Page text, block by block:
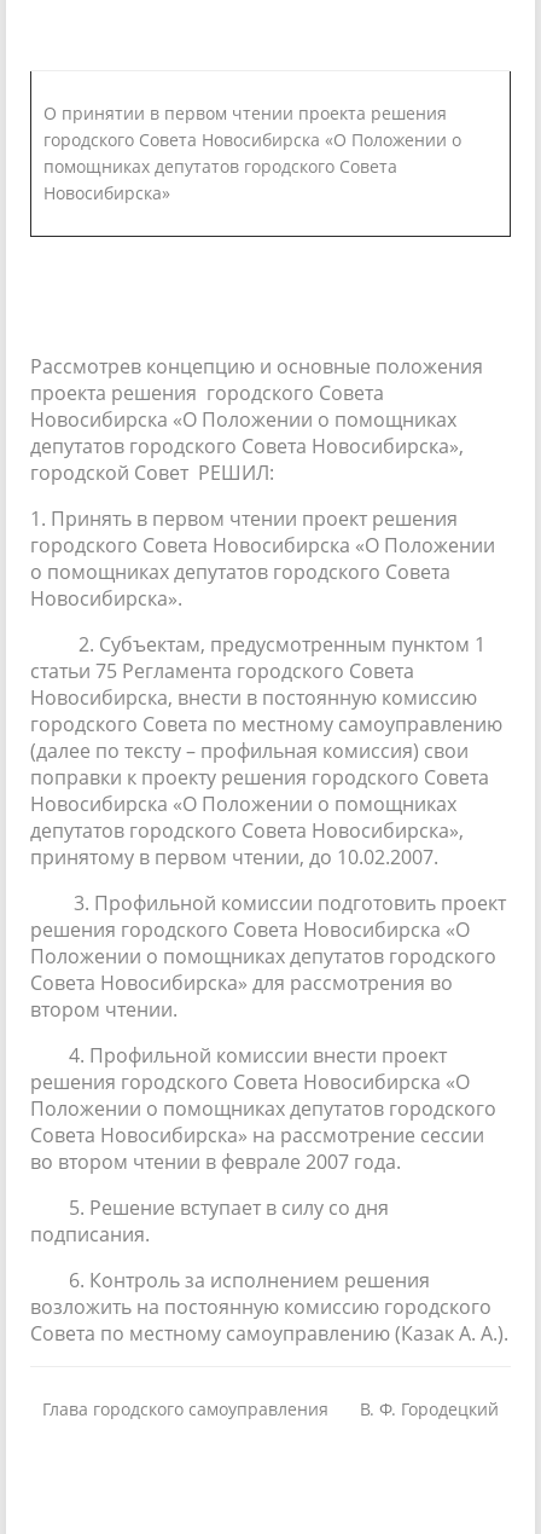
О принятии в первом чтении проекта решения
городского Совета Новосибирска «О Положении о
помощниках депутатов городского Совета
Новосибирска»
Рассмотрев концепцию и основные положения
проекта решения городского Совета
Новосибирска «О Положении о помощниках
депутатов городского Совета Новосибирска»,
городской Совет РЕШИЛ:
1. Принять в первом чтении проект решения
городского Совета Новосибирска «О Положении
о помощниках депутатов городского Совета
Новосибирска».
2. Субъектам, предусмотренным пунктом 1
статьи 75 Регламента городского Совета
Новосибирска, внести в постоянную комиссию
городского Совета по местному самоуправлению
(далее по тексту – профильная комиссия) свои
поправки к проекту решения городского Совета
Новосибирска «О Положении о помощниках
депутатов городского Совета Новосибирска»,
принятому в первом чтении, до 10.02.2007.
3. Профильной комиссии подготовить проект
решения городского Совета Новосибирска «О
Положении о помощниках депутатов городского
Совета Новосибирска» для рассмотрения во
втором чтении.
4. Профильной комиссии внести проект
решения городского Совета Новосибирска «О
Положении о помощниках депутатов городского
Совета Новосибирска» на рассмотрение сессии
во втором чтении в феврале 2007 года.
5. Решение вступает в силу со дня
подписания.
6. Контроль за исполнением решения
возложить на постоянную комиссию городского
Совета по местному самоуправлению (Казак А. А.).
Глава городского самоуправления В. Ф. Городецкий